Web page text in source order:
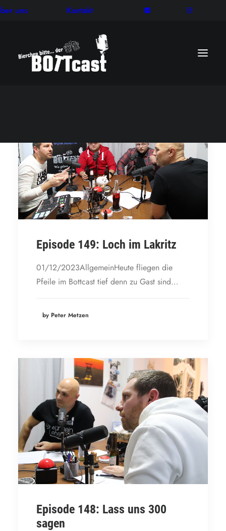
uns Kontakt
Episode 149: Loch im Lakritz
01/12/2023AllgemeinHeute fliegen die
Pfeile im Bottcast tief denn zu Gast sind…
by Peter Metzen
Episode 148: Lass uns 300
sagen